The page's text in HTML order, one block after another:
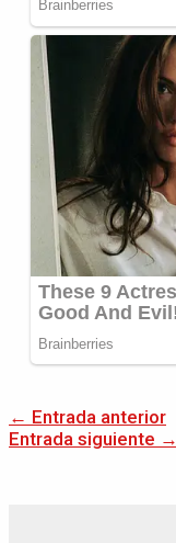
← Entrada anterior
Entrada siguiente →